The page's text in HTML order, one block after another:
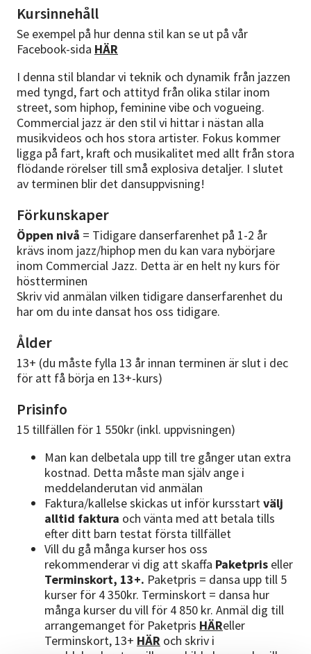
Kursinnehåll
Se exempel på hur denna stil kan se ut på vår
Facebook-sida HÄR
I denna stil blandar vi teknik och dynamik från jazzen
med tyngd, fart och attityd från olika stilar inom
street, som hiphop, feminine vibe och vogueing.
Commercial jazz är den stil vi hittar i nästan alla
musikvideos och hos stora artister. Fokus kommer
ligga på fart, kraft och musikalitet med allt från stora
flödande rörelser till små explosiva detaljer. I slutet
av terminen blir det dansuppvisning!
Förkunskaper
Öppen nivå = Tidigare danserfarenhet på 1-2 år
krävs inom jazz/hiphop men du kan vara nybörjare
inom Commercial Jazz. Detta är en helt ny kurs för
höstterminen
Skriv vid anmälan vilken tidigare danserfarenhet du
har om du inte dansat hos oss tidigare.
Ålder
13+ (du måste fylla 13 år innan terminen är slut i dec
för att få börja en 13+-kurs)
Prisinfo
15 tillfällen för 1 550kr (inkl. uppvisningen)
Man kan delbetala upp till tre gånger utan extra
kostnad. Detta måste man själv ange i
meddelanderutan vid anmälan
Faktura/kallelse skickas ut inför kursstartvälj
alltid faktura och vänta med att betala tills
efter ditt barn testat första tillfället
Vill du gå många kurser hos oss
rekommenderar vi dig att skaffa Paketpris eller
Terminskort, 13+. Paketpris = dansa upp till 5
kurser för 4 350kr. Terminskort = dansa hur
många kurser du vill för 4 850 kr. Anmäl dig till
arrangemanget för Paketpris HÄReller
Terminskort, 13+ HÄR och skriv i